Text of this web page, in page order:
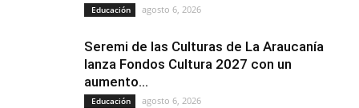
Educación agosto 6, 2026
Seremi de las Culturas de La Araucanía
lanza Fondos Cultura 2027 con un
aumento...
Educación agosto 6, 2026